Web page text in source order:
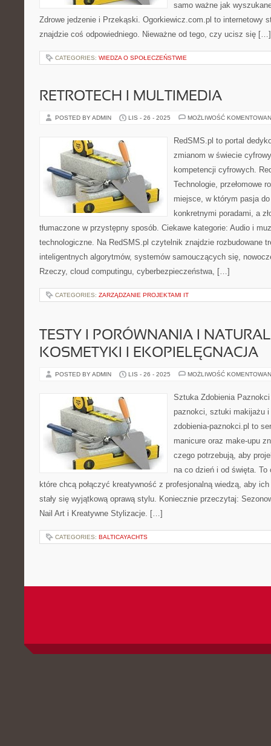
samo ważne jak
Zdrowe jedzenie i Przekąski. Ogorkiewicz.com.pl to internetowy
znajdzie coś odpowiedniego. Nieważne od tego, czy ucisz się […]
CATEGORIES: WIEDZA O SPOŁECZEŃSTWIE
RETROTECH I MULTIMEDIA
POSTED BY ADMIN LIS - 26 - 2025 MOŻLIWOŚĆ
RedSMS.pl to portal
zmianom w świecie
kompetencji cyfrowych.
Technologie, przełomowe
miejsce, w którym pasja
konkretnymi poradami, a
tłumaczone w przystępny sposób. Ciekawe kategorie: Audio i
technologiczne. Na RedSMS.pl czytelnik znajdzie rozbudowane
inteligentnych algorytmów, systemów samouczących się,
Rzeczy, cloud computingu, cyberbezpieczeństwa, […]
CATEGORIES: ZARZĄDZANIE PROJEKTAMI IT
TESTY I PORÓWNANIA I
KOSMETYKI I EKOPIELĘGNACJA
POSTED BY ADMIN LIS - 26 - 2025 MOŻLIWOŚĆ
Sztuka Zdobienia
paznokci, sztuki makijażu
zdobienia-paznokci.pl to
manicure oraz make-upu
czego potrzebują, aby
na co dzień i od święta.
które chcą połączyć kreatywność z profesjonalną wiedzą, aby
stały się wyjątkową oprawą stylu. Koniecznie przeczytaj:
Nail Art i Kreatywne Stylizacje. […]
CATEGORIES: BALTICAYACHTS